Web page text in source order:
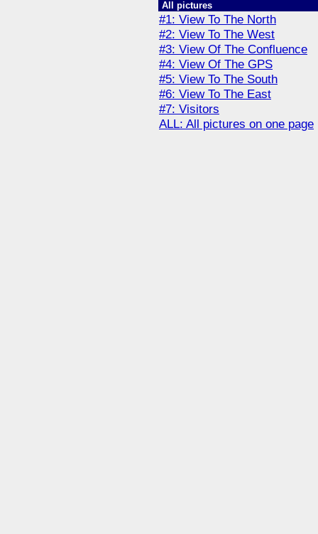
All pictures
#1: View To The North
#2: View To The West
#3: View Of The Confluence
#4: View Of The GPS
#5: View To The South
#6: View To The East
#7: Visitors
ALL: All pictures on one page